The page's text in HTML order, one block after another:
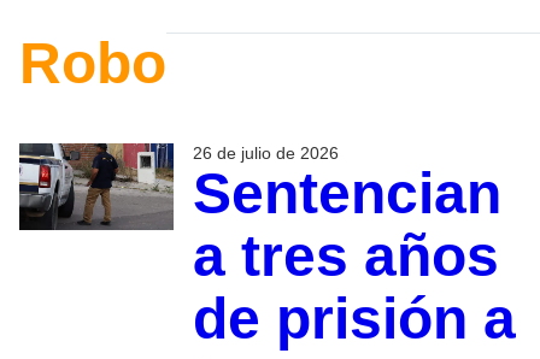
Robo
26 de julio de 2026
Sentencian
a tres años
de prisión a